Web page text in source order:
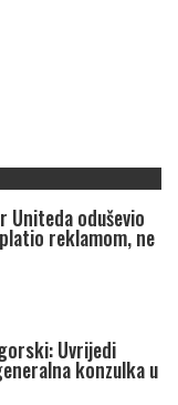
Uniteda oduševio
reklamom, ne
Uvrijedi
konzulka u